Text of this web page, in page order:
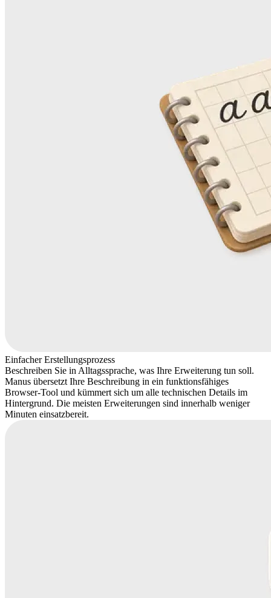
Einfacher Erstellungsprozess
Beschreiben Sie in Alltagssprache, was Ihre Erweiterung tun soll.
Manus übersetzt Ihre Beschreibung in ein funktionsfähiges
Browser-Tool und kümmert sich um alle technischen Details im
Hintergrund. Die meisten Erweiterungen sind innerhalb weniger
Minuten einsatzbereit.